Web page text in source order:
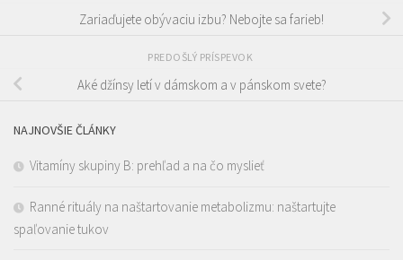
Zariaďujete obývaciu izbu? Nebojte sa farieb!
PREDOŠLÝ PRÍSPEVOK
Aké džínsy letí v dámskom a v pánskom svete?
NAJNOVŠIE ČLÁNKY
Vitamíny skupiny B: prehľad a na čo myslieť
Ranné rituály na naštartovanie metabolizmu: naštartujte
spaľovanie tukov